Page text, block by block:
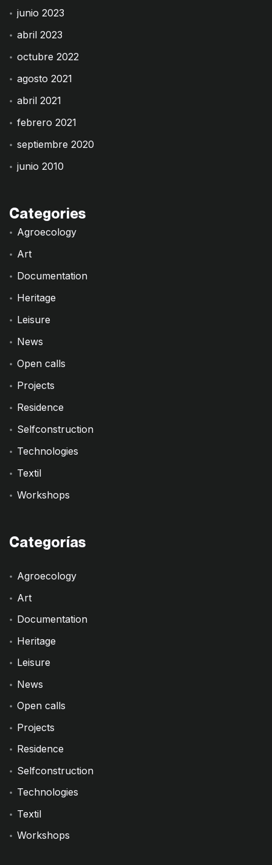
junio 2023
abril 2023
octubre 2022
agosto 2021
abril 2021
febrero 2021
septiembre 2020
junio 2010
Categories
Agroecology
Art
Documentation
Heritage
Leisure
News
Open calls
Projects
Residence
Selfconstruction
Technologies
Textil
Workshops
Categorías
Agroecology
Art
Documentation
Heritage
Leisure
News
Open calls
Projects
Residence
Selfconstruction
Technologies
Textil
Workshops